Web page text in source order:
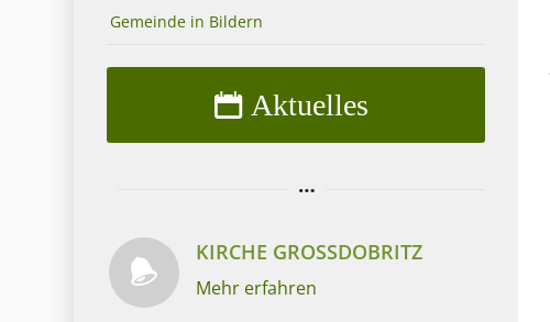
Gemeinde in Bildern
Aktuelles
KIRCHE GROSSDOBRITZ
Mehr erfahren